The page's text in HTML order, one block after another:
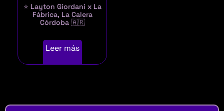
⭐ Layton Giordani x La
Fábrica, La Calera
Córdoba 🇦🇷
Leer más